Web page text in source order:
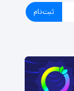
ثبت‌نام